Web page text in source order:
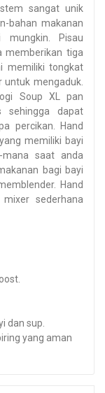
sangat unik
bahan makanan
mungkin. Pisau
memberikan tiga
memiliki tongkat
mengaduk.
Soup XL pan
sehingga dapat
percikan. Hand
memiliki bayi
mana saat anda
bagi bayi
Hand
sederhana
dan sup.
yang aman